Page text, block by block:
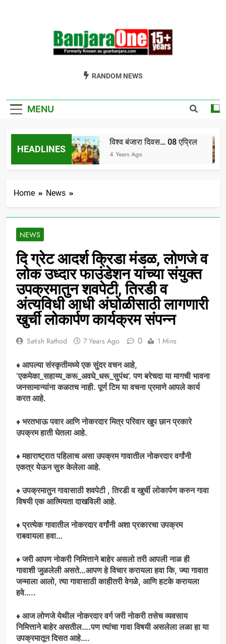
Welcome To
GoarBanjara.com
RANDOM NEWS
MENU
HEADLINES
1
विश्व बंजारा दिवस… 08 एप्रिल
4 Years Ago
Home News
NEWS
दि ग्रेट आदर्श क्रिडा मंडळ, लोणजे व
लोक उध्दार फाउंडेशन यांच्या संयुक्त
उपक्रमातुन शवपेटी, तिरडी व
अंत्यविधी आधी अंघोळीसाठी लागणारी
खुर्ची लोकार्पण कार्यक्रम संपन्न
Satish Rathod 7 Years Ago 0 1 Mins
♦ आपल्या संस्कृतीमध्ये एक सुंदर वचन आहे,
‘एकमेका_सहाय्य_करू_अवघे_धरू_सुपंथ’. पण बरेचदा या मागची भावना
जनसामान्यांना कळतच नाही. पूर्ण टिम या वचना प्रमाणे आपले कार्य
करत आहे.
♦ भरतभाऊ पवार आणि नोकरदार मित्र परिवार खुप छान प्रकारे
उपक्रम हाती घेतला आहे.
♦ महाराष्ट्रात पहिलाच असा उपक्रम गावातील नोकरदार वर्गांनी
एकत्र येऊन सुरु केलेला आहे.
♦ उपक्रमातुन गावासाठी शवपेटी , तिरडी व खुर्ची लोकार्पण करुन गावा
विषयी एक आत्मियता दाखविली आहे.
♦ प्रत्येक गावातील नोकरदार वर्गांनी अशा प्रकारचा उपक्रम
राबवायला हवा…
♦ जरी आपण नोकरी निमित्ताने बाहेर असलो तरी आपली नाळ ही
गावाशी जुळलेली असते…आपण हे विचार करायला हवा कि, ज्या गावात
जन्माला आलो, त्या गावासाठी काहीतरी वेगळे, आणि हटके करायला
हवे…..
♦ आज लोणजे येथील नोकरदार वर्ग जरी नोकरी तसेच व्यवसाय
निमित्ताने बाहेर असतील….पण त्यांचा गावा विषयी असलेला लळा हा या
उपक्रमातून दिसत आहे….